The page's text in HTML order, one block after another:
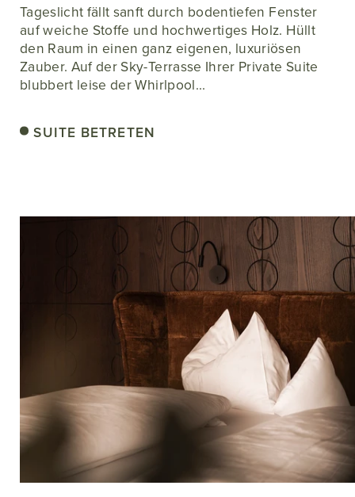
Tageslicht fällt sanft durch bodentiefen Fenster
auf weiche Stoffe und hochwertiges Holz. Hüllt
den Raum in einen ganz eigenen, luxuriösen
Zauber. Auf der Sky-Terrasse Ihrer Private Suite
blubbert leise der Whirlpool…
SUITE BETRETEN